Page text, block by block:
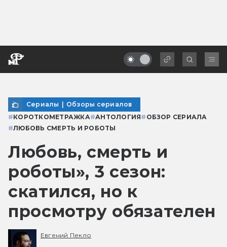
Сериалы | Обзоры сериалов
#КОРОТКОМЕТРАЖКА#АНТОЛОГИЯ# ОБЗОР СЕРИАЛА
#ЛЮБОВЬ СМЕРТЬ И РОБОТЫ
Любовь, смерть и
роботы», 3 сезон:
скатился, но к
просмотру обязателен
Евгений Пекло